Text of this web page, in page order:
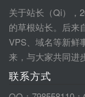
关于站长（Qi），
的草根站长。后来
VPS、域名等新鲜
来，与大家共同进
联系方式